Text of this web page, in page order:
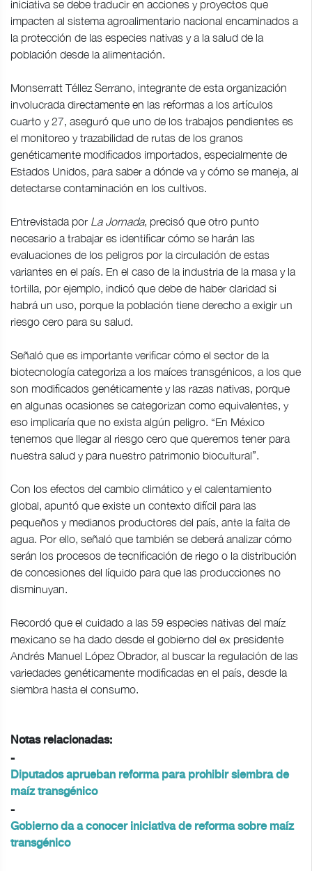
iniciativa se debe traducir en acciones y proyectos que
impacten al sistema agroalimentario nacional encaminados a
la protección de las especies nativas y a la salud de la
población desde la alimentación.
Monserratt Téllez Serrano, integrante de esta organización
involucrada directamente en las reformas a los artículos
cuarto y 27, aseguró que uno de los trabajos pendientes es
el monitoreo y trazabilidad de rutas de los granos
genéticamente modificados importados, especialmente de
Estados Unidos, para saber a dónde va y cómo se maneja, al
detectarse contaminación en los cultivos.
Entrevistada por La Jornada, precisó que otro punto
necesario a trabajar es identificar cómo se harán las
evaluaciones de los peligros por la circulación de estas
variantes en el país. En el caso de la industria de la masa y la
tortilla, por ejemplo, indicó que debe de haber claridad si
habrá un uso, porque la población tiene derecho a exigir un
riesgo cero para su salud.
Señaló que es importante verificar cómo el sector de la
biotecnología categoriza a los maíces transgénicos, a los que
son modificados genéticamente y las razas nativas, porque
en algunas ocasiones se categorizan como equivalentes, y
eso implicaría que no exista algún peligro. “En México
tenemos que llegar al riesgo cero que queremos tener para
nuestra salud y para nuestro patrimonio biocultural”.
Con los efectos del cambio climático y el calentamiento
global, apuntó que existe un contexto difícil para las
pequeños y medianos productores del país, ante la falta de
agua. Por ello, señaló que también se deberá analizar cómo
serán los procesos de tecnificación de riego o la distribución
de concesiones del líquido para que las producciones no
disminuyan.
Recordó que el cuidado a las 59 especies nativas del maíz
mexicano se ha dado desde el gobierno del ex presidente
Andrés Manuel López Obrador, al buscar la regulación de las
variedades genéticamente modificadas en el país, desde la
siembra hasta el consumo.
Notas relacionadas:
-
Diputados aprueban reforma para prohibir siembra de
maíz transgénico
-
Gobierno da a conocer iniciativa de reforma sobre maíz
transgénico